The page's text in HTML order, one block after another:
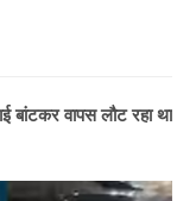
बांटकर वापस लौट रहा था